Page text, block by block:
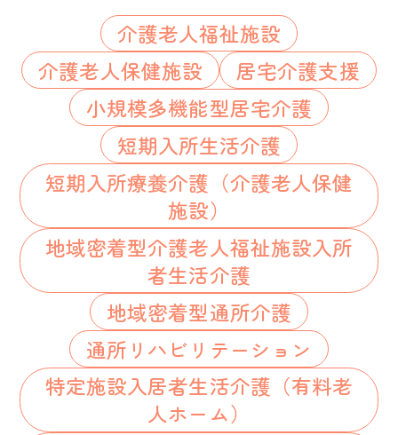
介護老人福祉施設
介護老人保健施設
居宅介護支援
小規模多機能型居宅介護
短期入所生活介護
短期入所療養介護（介護老人保健
施設）
地域密着型介護老人福祉施設入所
者生活介護
地域密着型通所介護
通所リハビリテーション
特定施設入居者生活介護（有料老
人ホーム）